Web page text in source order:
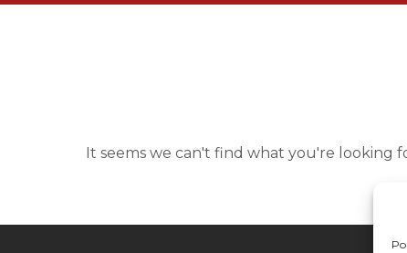
It seems we can't find what you're looking